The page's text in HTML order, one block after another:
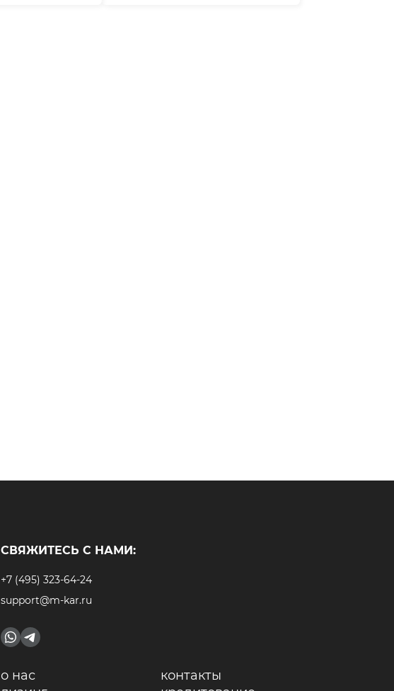
СВЯЖИТЕСЬ С НАМИ:
+7 (495) 323-64-24
support@m-kar.ru
о нас
контакты